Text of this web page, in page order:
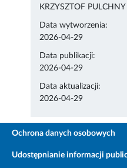
KRZYSZTOF PULCHNY
Data wytworzenia:
2026-04-29
Data publikacji:
2026-04-29
Data aktualizacji:
2026-04-29
Ochrona danych osobowych
Udostępnianie informacji